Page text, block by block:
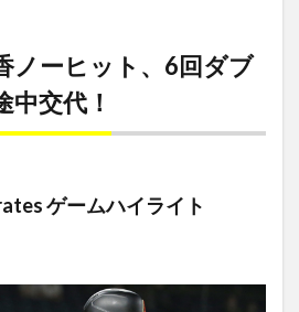
ノーヒット、6回ダブ
交代！
ゲームハイライト